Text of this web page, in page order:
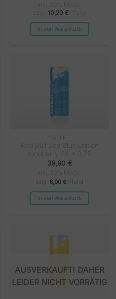
10,20 €Pfand
In den Warenkorb
ALLE
39,90 €
zzgl. 6,00 € Pfand
In den Warenkorb
NICHT VORRÄTIG